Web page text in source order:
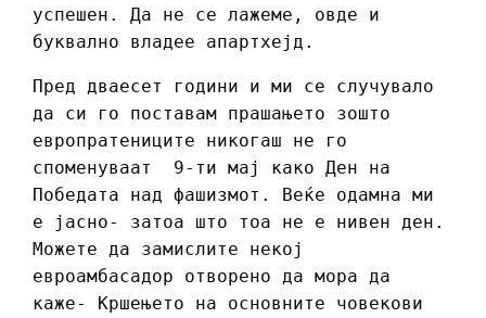
успешен. Да не се лажеме, овде и
буквално владее апартхејд.
Пред дваесет години и ми се случувало
да си го поставам прашањето зошто
европратениците никогаш не го
споменуваат 9-ти мај како Ден на
Победата над фашизмот. Веќе одамна ми
е јасно- затоа што тоа не е нивен ден.
Можете да замислите некој
евроамбасадор отворено да мора да
каже- Кршењето на основните човекови